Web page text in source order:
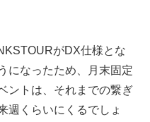
がDX仕様とな
になったため、月末固定
ントは、それまでの繋ぎ
週くらいにくるでしょ